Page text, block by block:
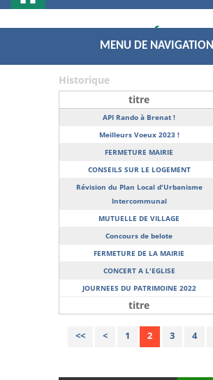
MENU DE NAVIGATION
ACTUALITÉS
Historique
titre
titre
API Rando à Brenat !
Meilleurs Voeux 2023 !
FERMETURE MAIRIE
CONSEILS SUR LE LOGEMENT
Révision du Plan Local d'Urbanisme
Intercommunal
MUTUELLE DE VILLAGE
Concours de belote
FERMETURE DE LA MAIRIE
CONCERT A L'EGLISE
JOURNEES DU PATRIMOINE 2022
<< < 1 2 3 4